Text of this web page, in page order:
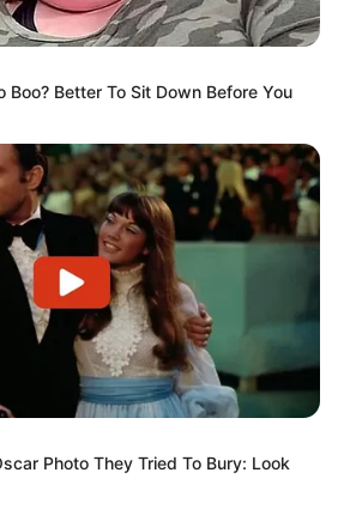
Impressum & Kontakt
Projektes sind Affiliate-
etwas darüber gebucht oder
Unterstützung, ohne dass sich
Boo? Better To Sit Down Before You
Photo They Tried To Bury: Look